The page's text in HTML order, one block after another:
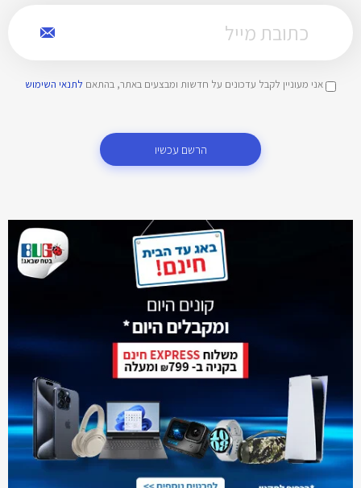
אני מעוניין לקבל עדכונים על חדשות ומבצעים באתר, בהתאם לתנאי השימוש
הרשם עכשיו